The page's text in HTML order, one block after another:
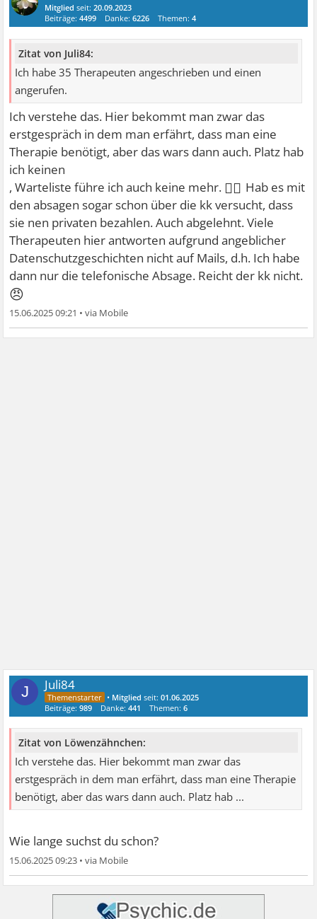
Mitglied seit:20.09.2023
Beiträge:4499 Danke:6226 Themen:4
Zitat von Juli84:
Ich habe 35 Therapeuten angeschrieben und einen
angerufen.
Ich verstehe das. Hier bekommt man zwar das
erstgespräch in dem man erfährt, dass man eine
Therapie benötigt, aber das wars dann auch. Platz hab
ich keinen
, Warteliste führe ich auch keine mehr. 🤷‍♀ Hab es mit
den absagen sogar schon über die kk versucht, dass
sie nen privaten bezahlen. Auch abgelehnt. Viele
Therapeuten hier antworten aufgrund angeblicher
Datenschutzgeschichten nicht auf Mails, d.h. Ich habe
dann nur die telefonische Absage. Reicht der kk nicht.
😠
15.06.2025 09:21 •
J Juli84
• Mitglied seit:01.06.2025
Beiträge:989 Danke:441 Themen:6
Zitat von Löwenzähnchen:
Ich verstehe das. Hier bekommt man zwar das
erstgespräch in dem man erfährt, dass man eine Therapie
benötigt, aber das wars dann auch. Platz hab ...
Wie lange suchst du schon?
15.06.2025 09:23 •